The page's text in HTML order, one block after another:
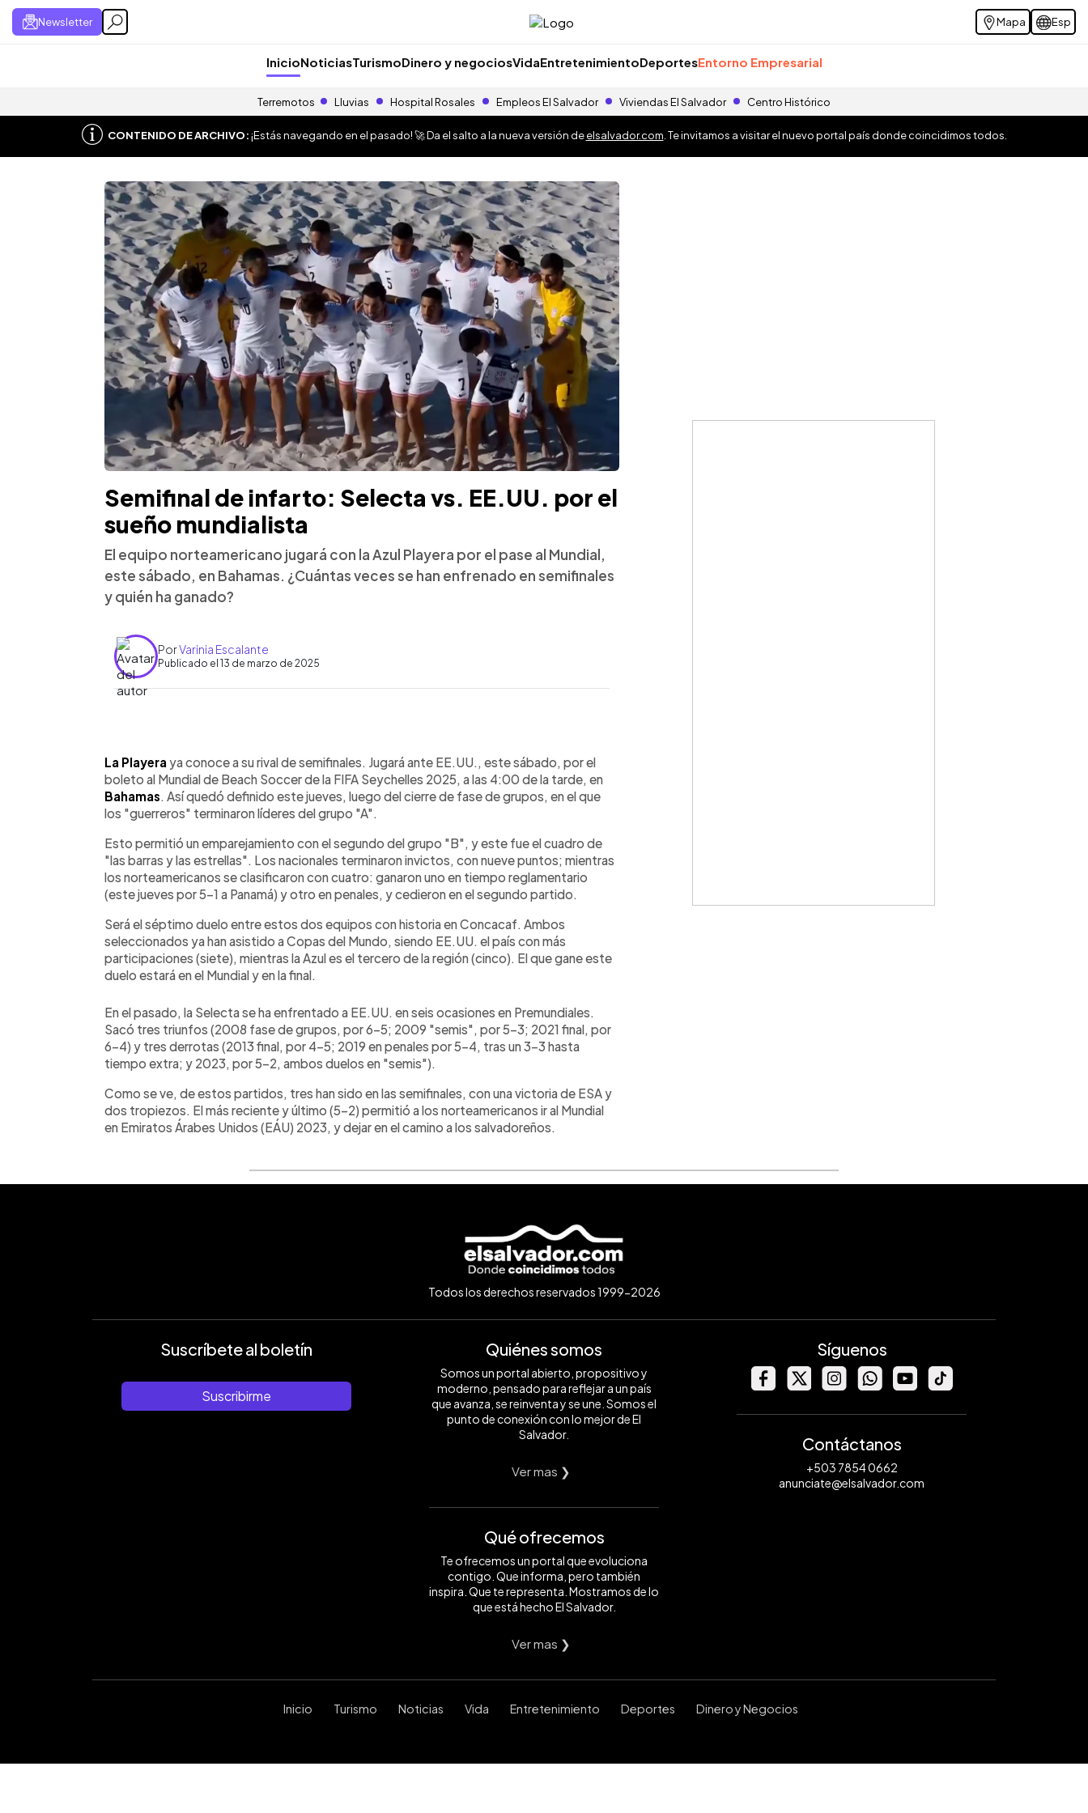
Newsletter Mapa Esp
InicioNoticiasTurismoDinero y negociosVidaEntretenimientoDeportesEntorno Empresarial
Terremotos Lluvias Hospital Rosales Empleos El Salvador Viviendas El Salvador Centro Histórico
CONTENIDO DE ARCHIVO:¡Estás navegando en el pasado! 🚀 Da el salto a la nueva versión deelsalvador.com . Te invitamos a visitar el nuevo portal país donde coincidimos todos.
Semifinal de infarto: Selecta vs. EE.UU. por el
sueño mundialista
El equipo norteamericano jugará con la Azul Playera por el pase al Mundial,
este sábado, en Bahamas. ¿Cuántas veces se han enfrenado en semifinales
y quién ha ganado?
PorVarinia Escalante
Publicado el 13 de marzo de 2025
Escuchar artículo
La Playera ya conoce a su rival de semifinales. Jugará ante EE.UU., este sábado, por el
boleto al Mundial de Beach Soccer de la FIFA Seychelles 2025, a las 4:00 de la tarde, en
Bahamas . Así quedó definido este jueves, luego del cierre de fase de grupos, en el que
los "guerreros" terminaron líderes del grupo "A".
Esto permitió un emparejamiento con el segundo del grupo "B", y este fue el cuadro de
"las barras y las estrellas". Los nacionales terminaron invictos, con nueve puntos; mientras
los norteamericanos se clasificaron con cuatro: ganaron uno en tiempo reglamentario
(este jueves por 5-1 a Panamá) y otro en penales, y cedieron en el segundo partido.
Será el séptimo duelo entre estos dos equipos con historia en Concacaf. Ambos
seleccionados ya han asistido a Copas del Mundo, siendo EE.UU. el país con más
participaciones (siete), mientras la Azul es el tercero de la región (cinco). El que gane este
duelo estará en el Mundial y en la final.
En el pasado, la Selecta se ha enfrentado a EE.UU. en seis ocasiones en Premundiales.
Sacó tres triunfos (2008 fase de grupos, por 6-5; 2009 "semis", por 5-3; 2021 final, por
6-4) y tres derrotas (2013 final, por 4-5; 2019 en penales por 5-4, tras un 3-3 hasta
tiempo extra; y 2023, por 5-2, ambos duelos en "semis").
Como se ve, de estos partidos, tres han sido en las semifinales, con una victoria de ESA y
dos tropiezos. El más reciente y último (5-2) permitió a los norteamericanos ir al Mundial
en Emiratos Árabes Unidos (EÁU) 2023, y dejar en el camino a los salvadoreños.
Todos los derechos reservados 1999-2026
Suscríbete al boletín
Suscribirme
Quiénes somos
Somos un portal abierto, propositivo y
moderno, pensado para reflejar a un país
que avanza, se reinventa y se une. Somos el
punto de conexión con lo mejor de El
Salvador.
Ver mas ❯
Qué ofrecemos
Te ofrecemos un portal que evoluciona
contigo. Que informa, pero también
inspira. Que te representa. Mostramos de lo
que está hecho El Salvador.
Ver mas ❯
Síguenos
Contáctanos
+503 7854 0662
anunciate@elsalvador.com
Inicio Turismo Noticias Vida Entretenimiento Deportes Dinero y Negocios